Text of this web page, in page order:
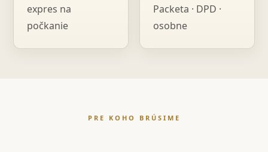
expres na
počkanie
Packeta · DPD ·
osobne
PRE KOHO BRÚSIME